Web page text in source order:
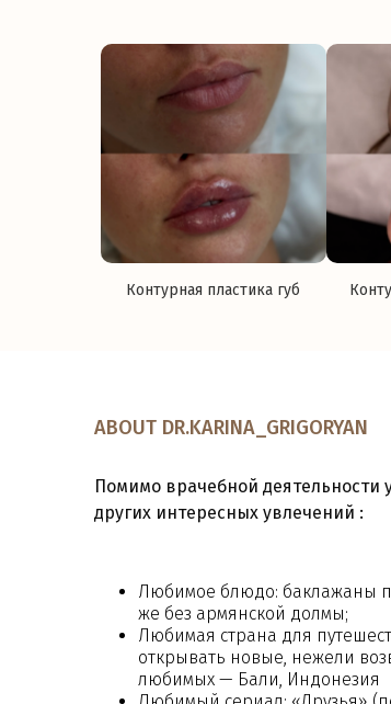
Контурная пластика губ
ABOUT DR.KARINA_GRIGORYAN
Помимо врачебной деятельности
других интересных увлечений :
Любимое блюдо: баклажаны
же без армянской долмы;
Любимая страна для
открывать новые, нежели
любимых — Бали, Индонезия